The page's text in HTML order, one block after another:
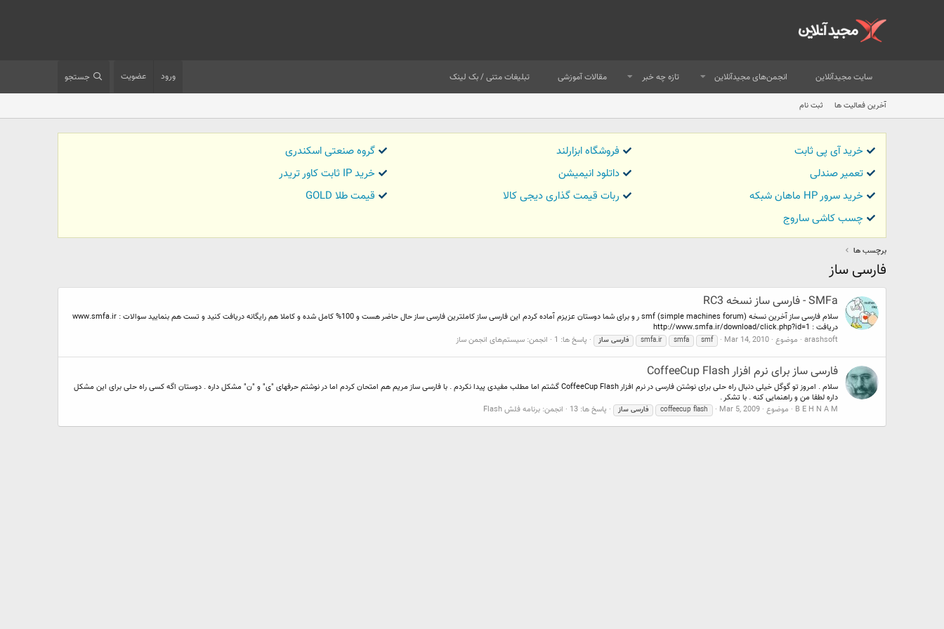
سایت مجیدآنلاین انجمن‌های مجیدآنلاین تازه چه خبر مقالات آموزشی تبلیغات متنی / بک لینک ورود عضویت جستجو
آخرین فعالیت ها ثبت نام
خرید آی پی ثابت فروشگاه ابزارلند
گروه صنعتی اسکندری
تعمیر صندلی
داتلود انیمیشن
خرید IP ثابت کاور تریدر
خرید سرور HP ماهان شبکه
ربات قیمت گذاری دیجی کالا
قیمت طلا GOLD
چسب کاشی ساروج
برچسب ها
فارسی ساز
SMFa - فارسی ساز نسخه RC3
سلام فارسی ساز آخرین نسخه smf (simple machines forum) ر و برای شما دوستان عزیزم آماده کردم این فارسی ساز کاملترین فارسی ساز حال حاضر هست و 100% کامل شده و کاملا هم رایگانه دریافت کنید و تست هم بنمایید سوالات : www.smfa.ir
دریافت : http://www.smfa.ir/download/click.php?id=1
arashsoft موضوع Mar 14, 2010
smf
smfa
smfa.ir فارسی ساز پاسخ ها: 1 انجمن: سیستم‌های انجمن ساز
فارسی ساز برای نرم افزار CoffeeCup Flash
سلام . امروز تو گوگل خیلی دنبال راه حلی برای نوشتن فارسی در نرم افزار CoffeeCup Flash گشتم اما مطلب مفیدی پیدا نکردم . با فارسی ساز مریم هم امتحان کردم اما در نوشتم حرفهای "ی" و "ن" مشکل داره . دوستان اگه کسی راه حلی برای این مشکل
داره لطفا من و راهنمایی کنه . با تشکر .
B E H N A M
موضوع Mar 5, 2009
coffeecup flash فارسی ساز پاسخ ها: 13 انجمن: برنامه فلش Flash